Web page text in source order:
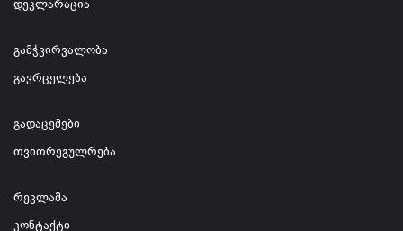
დეკლარაცია
გამჭვირვალობა
გავრცელება
გადაცემები
თვითრეგულრება
რეკლამა
კონტაქტი